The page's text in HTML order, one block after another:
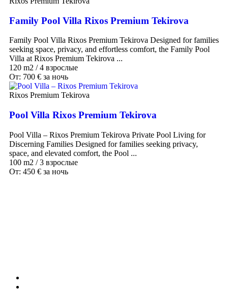
Family Pool Villa Rixos Premium Tekirova
Family Pool Villa Rixos Premium Tekirova Designed for families
seeking space, privacy, and effortless comfort, the Family Pool
Villa at Rixos Premium Tekirova ...
120 m2 /4 взрослые
От: 700 € за ночь
Rixos Premium Tekirova
Pool Villa Rixos Premium Tekirova
Pool Villa – Rixos Premium Tekirova Private Pool Living for
Discerning Families Designed for families seeking privacy,
space, and elevated comfort, the Pool ...
100 m2 /3 взрослые
От: 450 € за ночь